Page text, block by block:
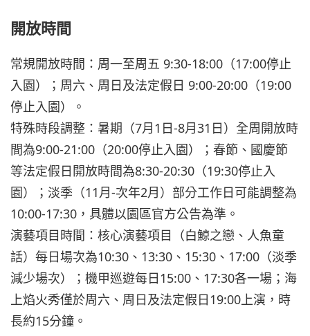
開放時間
常規開放時間：周一至周五 9:30-18:00（17:00停止
入園）；周六、周日及法定假日 9:00-20:00（19:00
停止入園）。
特殊時段調整：暑期（7月1日-8月31日）全周開放時
間為9:00-21:00（20:00停止入園）；春節、國慶節
等法定假日開放時間為8:30-20:30（19:30停止入
園）；淡季（11月-次年2月）部分工作日可能調整為
10:00-17:30，具體以園區官方公告為準。
演藝項目時間：核心演藝項目（白鯨之戀、人魚童
話）每日場次為10:30、13:30、15:30、17:00（淡季
減少場次）；機甲巡遊每日15:00、17:30各一場；海
上焰火秀僅於周六、周日及法定假日19:00上演，時
長約15分鐘。